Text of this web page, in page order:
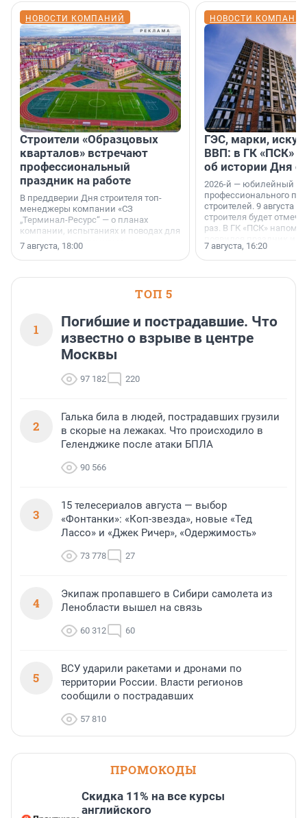
НОВОСТИ КОМПАНИЙ
Строители «Образцовых
кварталов» встречают
профессиональный
праздник на работе
В преддверии Дня строителя топ-
менеджеры компании «СЗ
„Терминал-Ресурс“ — о планах
компании, испытаниях и поводах для
осторожного оптимизма.
7 августа, 18:00
НОВОСТИ
ГЭС, марки,
ВВП: в ГК «ПСК»
об истории Дня
2026-й — юбилейный
профессионального
строителей. 9 августа
строителя будет
раз. В ГК «ПСК»
поменялась роль
7 августа, 16:20
ТОП 5
1
Погибшие и пострадавшие. Что
известно о взрыве в центре
Москвы
97 182 220
2
Галька била в людей, пострадавших грузили
в скорые на лежаках. Что происходило в
Геленджике после атаки БПЛА
90 566
3
15 телесериалов августа — выбор
«Фонтанки»: «Коп-звезда», новые «Тед
Лассо» и «Джек Ричер», «Одержимость»
73 778 27
4
Экипаж пропавшего в Сибири самолета из
Ленобласти вышел на связь
60 312 60
5
ВСУ ударили ракетами и дронами по
территории России. Власти регионов
сообщили о пострадавших
57 810
ПРОМОКОДЫ
Скидка 11% на все курсы
английского